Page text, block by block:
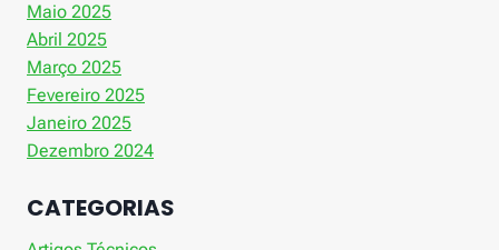
Maio 2025
Abril 2025
Março 2025
Fevereiro 2025
Janeiro 2025
Dezembro 2024
CATEGORIAS